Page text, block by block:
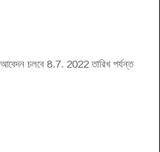
চলবে 8.7. 2022 তারিখ পর্যন্ত